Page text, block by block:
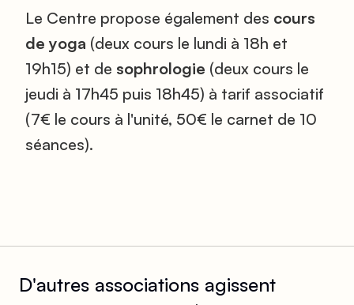
Le Centre propose également des cours
de yoga (deux cours le lundi à 18h et
19h15) et de sophrologie (deux cours le
jeudi à 17h45 puis 18h45) à tarif associatif
(7€ le cours à l'unité, 50€ le carnet de 10
séances).
D'autres associations agissent